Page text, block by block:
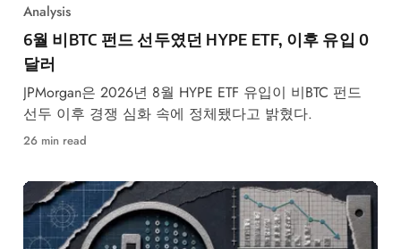
Analysis
6월 비BTC 펀드 선두였던 HYPE ETF, 이후 유입 0
달러
JPMorgan은 2026년 8월 HYPE ETF 유입이 비BTC 펀드
선두 이후 경쟁 심화 속에 정체됐다고 밝혔다.
26 min read